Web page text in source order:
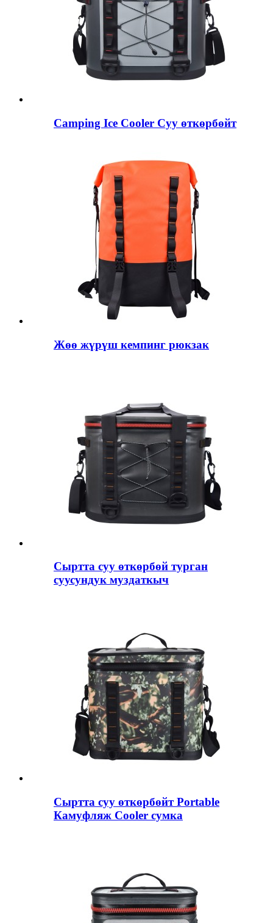
Camping Ice Cooler Суу өткөрбөйт
Жөө жүрүш кемпинг рюкзак
Сыртта суу өткөрбөй турган
суусундук муздаткыч
Сыртта суу өткөрбөйт Portable
Камуфляж Cooler сумка